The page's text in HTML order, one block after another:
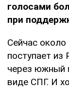
голосами
при
Сейчас
поступает из
через южный
виде СПГ. И